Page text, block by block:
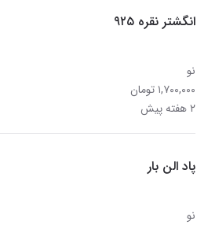
انگشتر نقره ۹۲۵
نو
۱,۷۰۰,۰۰۰ تومان
۲ هفته پیش
پاد الن بار
نو